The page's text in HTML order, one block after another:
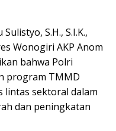
S.H., S.I.K.,
Wonogiri AKP Anom
bahwa Polri
program TMMD
lintas sektoral dalam
dan peningkatan